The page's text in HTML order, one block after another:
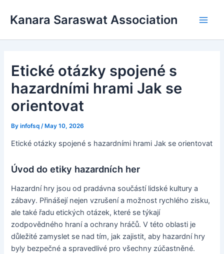
Kanara Saraswat Association
Etické otázky spojené s
hazardními hrami Jak se
orientovat
Byinfofsq /May 10, 2026
Etické otázky spojené s hazardními hrami Jak se orientovat
Úvod do etiky hazardních her
Hazardní hry jsou od pradávna součástí lidské kultury a
zábavy. Přinášejí nejen vzrušení a možnost rychlého zisku,
ale také řadu etických otázek, které se týkají
zodpovědného hraní a ochrany hráčů. V této oblasti je
důležité zamyslet se nad tím, jak zajistit, aby hazardní hry
byly bezpečné a spravedlivé pro všechny zúčastněné.